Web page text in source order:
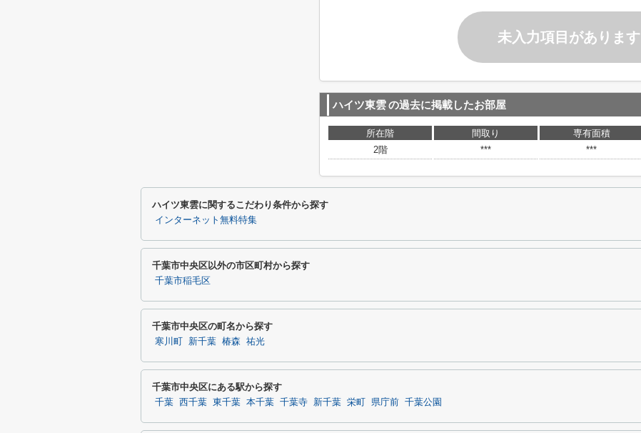
未入力項目があります
ハイツ東雲の過去に掲載したお部屋
所在階 間取り 専有面積
2階
*** ***
ハイツ東雲に関するこだわり条件から探す
インターネット無料特集
千葉市中央区以外の市区町村から探す
千葉市稲毛区
千葉市中央区の町名から探す
寒川町 新千葉 椿森 祐光
千葉市中央区にある駅から探す
千葉 西千葉 東千葉 本千葉 千葉寺 新千葉 栄町 県庁前 千葉公園